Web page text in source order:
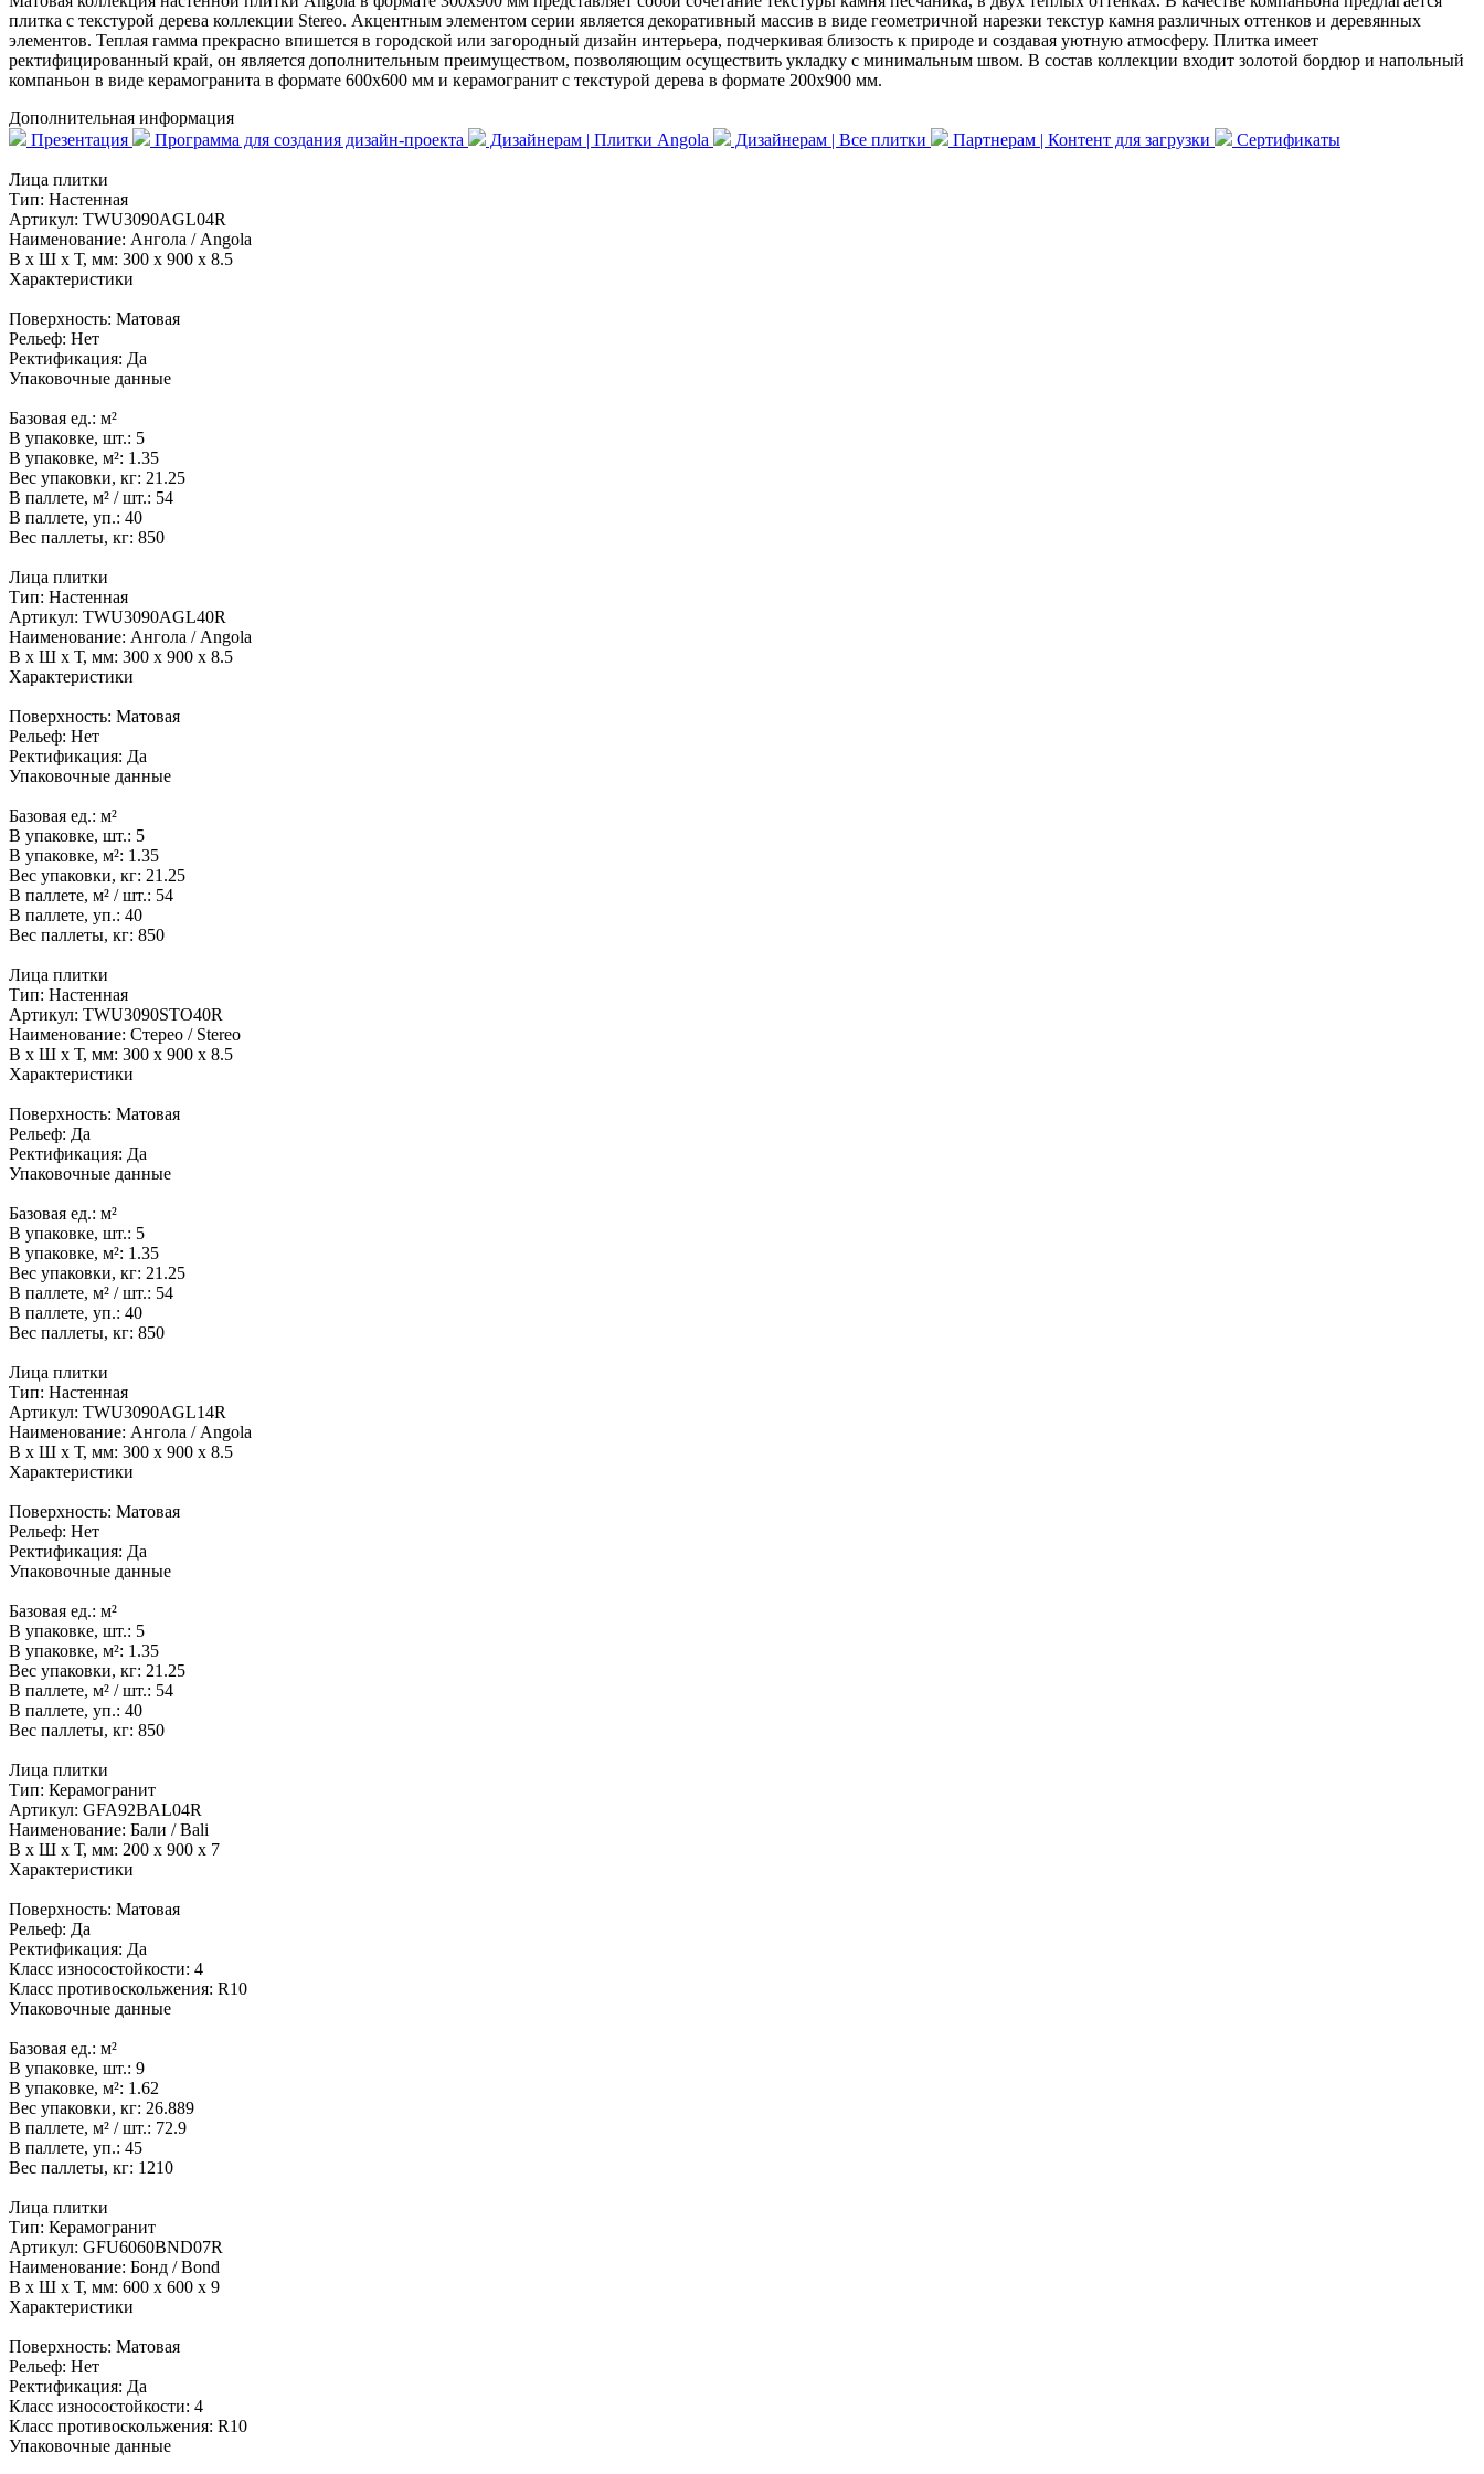
плитка с текстурой дерева коллекции Stereo. Акцентным элементом серии является декоративный массив в виде геометричной нарезки текстур камня различных оттенков и деревянных
элементов. Теплая гамма прекрасно впишется в городской или загородный дизайн интерьера, подчеркивая близость к природе и создавая уютную атмосферу. Плитка имеет
ректифицированный край, он является дополнительным преимуществом, позволяющим осуществить укладку с минимальным швом. В состав коллекции входит золотой бордюр и напольный
компаньон в виде керамогранита в формате 600x600 мм и керамогранит с текстурой дерева в формате 200x900 мм.
Дополнительная информация
Презентация
Программа для создания дизайн-проекта Дизайнерам | Плитки Angola Дизайнерам | Все плитки Партнерам | Контент для загрузки Сертификаты
Лица плитки
Тип: Настенная
Артикул: TWU3090AGL04R
Наименование: Ангола / Angola
В x Ш x Т, мм: 300 x 900 x 8.5
Характеристики
Поверхность: Матовая
Рельеф: Нет
Ректификация: Да
Упаковочные данные
Базовая ед.: м²
В упаковке, шт.: 5
В упаковке, м²: 1.35
Вес упаковки, кг: 21.25
В паллете, м² / шт.: 54
В паллете, уп.: 40
Вес паллеты, кг: 850
Лица плитки
Тип: Настенная
Артикул: TWU3090AGL40R
Наименование: Ангола / Angola
В x Ш x Т, мм: 300 x 900 x 8.5
Характеристики
Поверхность: Матовая
Рельеф: Нет
Ректификация: Да
Упаковочные данные
Базовая ед.: м²
В упаковке, шт.: 5
В упаковке, м²: 1.35
Вес упаковки, кг: 21.25
В паллете, м² / шт.: 54
В паллете, уп.: 40
Вес паллеты, кг: 850
Лица плитки
Тип: Настенная
Артикул: TWU3090STO40R
Наименование: Стерео / Stereo
В x Ш x Т, мм: 300 x 900 x 8.5
Характеристики
Поверхность: Матовая
Рельеф: Да
Ректификация: Да
Упаковочные данные
Базовая ед.: м²
В упаковке, шт.: 5
В упаковке, м²: 1.35
Вес упаковки, кг: 21.25
В паллете, м² / шт.: 54
В паллете, уп.: 40
Вес паллеты, кг: 850
Лица плитки
Тип: Настенная
Артикул: TWU3090AGL14R
Наименование: Ангола / Angola
В x Ш x Т, мм: 300 x 900 x 8.5
Характеристики
Поверхность: Матовая
Рельеф: Нет
Ректификация: Да
Упаковочные данные
Базовая ед.: м²
В упаковке, шт.: 5
В упаковке, м²: 1.35
Вес упаковки, кг: 21.25
В паллете, м² / шт.: 54
В паллете, уп.: 40
Вес паллеты, кг: 850
Лица плитки
Тип: Керамогранит
Артикул: GFA92BAL04R
Наименование: Бали / Bali
В x Ш x Т, мм: 200 x 900 x 7
Характеристики
Поверхность: Матовая
Рельеф: Да
Ректификация: Да
Класс износостойкости: 4
Класс противоскольжения: R10
Упаковочные данные
Базовая ед.: м²
В упаковке, шт.: 9
В упаковке, м²: 1.62
Вес упаковки, кг: 26.889
В паллете, м² / шт.: 72.9
В паллете, уп.: 45
Вес паллеты, кг: 1210
Лица плитки
Тип: Керамогранит
Артикул: GFU6060BND07R
Наименование: Бонд / Bond
В x Ш x Т, мм: 600 x 600 x 9
Характеристики
Поверхность: Матовая
Рельеф: Нет
Ректификация: Да
Класс износостойкости: 4
Класс противоскольжения: R10
Упаковочные данные